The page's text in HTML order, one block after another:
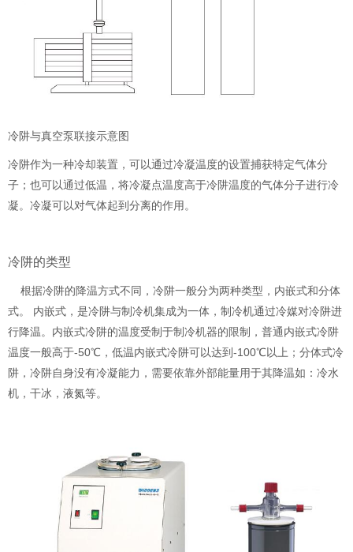
冷阱与真空泵联接示意图
冷阱作为一种冷却装置，可以通过冷凝温度的设置捕获特定气体分
子；也可以通过低温，将冷凝点温度高于冷阱温度的气体分子进行冷
凝。冷凝可以对气体起到分离的作用。
冷阱的类型
根据冷阱的降温方式不同，冷阱一般分为两种类型，内嵌式和分体
式。 内嵌式，是冷阱与制冷机集成为一体，制冷机通过冷媒对冷阱进
行降温。内嵌式冷阱的温度受制于制冷机器的限制，普通内嵌式冷阱
温度一般高于-50℃，低温内嵌式冷阱可以达到-100℃以上；分体式冷
阱，冷阱自身没有冷凝能力，需要依靠外部能量用于其降温如：冷水
机，干冰，液氮等。